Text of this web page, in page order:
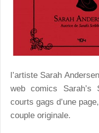
l’artiste Sarah
web comics
courts gags d’une
couple originale.